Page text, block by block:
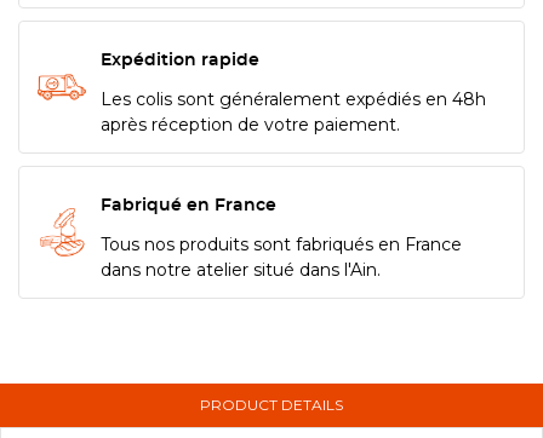
Expédition rapide
Les colis sont généralement expédiés en 48h
après réception de votre paiement.
Fabriqué en France
Tous nos produits sont fabriqués en France
dans notre atelier situé dans l'Ain.
PRODUCT DETAILS